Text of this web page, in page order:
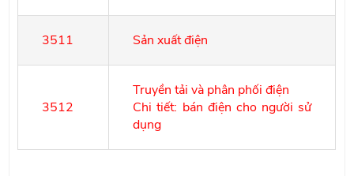
3511 Sản xuất điện
3512
Truyền tải và phân phối điện
Chi tiết: bán điện cho người sử
dụng